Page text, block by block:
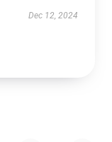
Dec 12, 2024